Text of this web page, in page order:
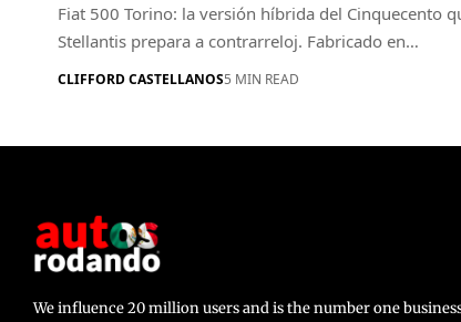
Fiat 500 Torino: la versión híbrida del Cinquecento
Stellantis prepara a contrarreloj. Fabricado en…
CLIFFORD CASTELLANOS5 MIN READ
We influence 20 million users and is the number one